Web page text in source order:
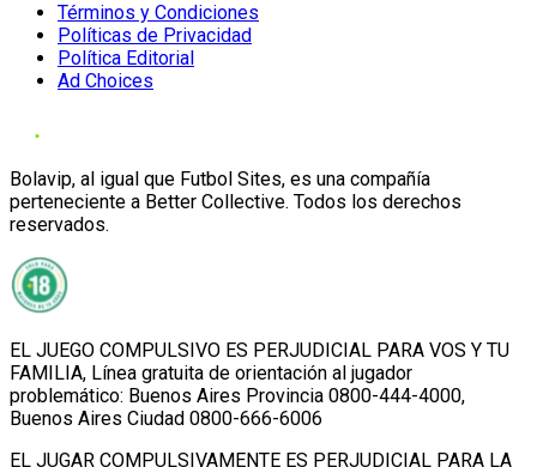
Términos y Condiciones
Políticas de Privacidad
Política Editorial
Ad Choices
Bolavip, al igual que Futbol Sites, es una compañía
perteneciente a Better Collective. Todos los derechos
reservados.
EL JUEGO COMPULSIVO ES PERJUDICIAL PARA VOS Y TU
FAMILIA, Línea gratuita de orientación al jugador
problemático: Buenos Aires Provincia 0800-444-4000,
Buenos Aires Ciudad 0800-666-6006
EL JUGAR COMPULSIVAMENTE ES PERJUDICIAL PARA LA